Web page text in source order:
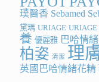
璞醫香 Sebamed
黛瑪 URIAGE
養 優麗雅 巴哈情
柏姿 清潔 理
英國巴哈情緒花精